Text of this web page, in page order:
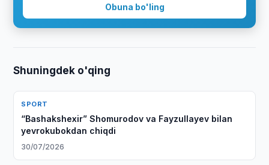
Obuna bo'ling
Shuningdek o'qing
SPORT
“Bashakshexir” Shomurodov va Fayzullayev bilan
yevrokubokdan chiqdi
30/07/2026